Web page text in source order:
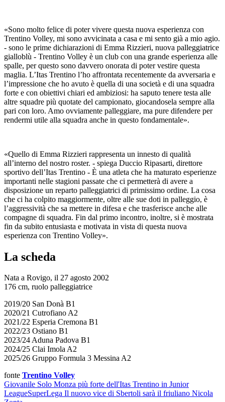
«Sono molto felice di poter vivere questa nuova esperienza con
Trentino Volley, mi sono avvicinata a casa e mi sento già a mio agio.
- sono le prime dichiarazioni di Emma Rizzieri, nuova palleggiatrice
gialloblù - Trentino Volley è un club con una grande esperienza alle
spalle, per questo sono davvero onorata di poter vestire questa
maglia. L’Itas Trentino l’ho affrontata recentemente da avversaria e
l’impressione che ho avuto è quella di una società e di una squadra
forte e con obiettivi chiari ed ambiziosi: ha saputo tenere testa alle
altre squadre più quotate del campionato, giocandosela sempre alla
pari con loro. Amo ovviamente palleggiare, ma pure difendere per
rendermi utile alla squadra anche in questo fondamentale».
«Quello di Emma Rizzieri rappresenta un innesto di qualità
all’interno del nostro roster. - spiega Duccio Ripasarti, direttore
sportivo dell’Itas Trentino - È una atleta che ha maturato esperienze
importanti nelle stagioni passate che ci permetterà di avere a
disposizione un reparto palleggiatrici di primissimo ordine. La cosa
che ci ha colpito maggiormente, oltre alle sue doti in palleggio, è
l’aggressività che sa mettere in difesa e che trasferisce anche alle
compagne di squadra. Fin dal primo incontro, inoltre, si è mostrata
fin da subito entusiasta e motivata in vista di questa nuova
esperienza con Trentino Volley».
La scheda
Nata a Rovigo, il 27 agosto 2002
176 cm, ruolo palleggiatrice
2019/20 San Donà B1
2020/21 Cutrofiano A2
2021/22 Esperia Cremona B1
2022/23 Ostiano B1
2023/24 Aduna Padova B1
2024/25 Clai Imola A2
2025/26 Gruppo Formula 3 Messina A2
fonte Trentino Volley
Giovanile Solo Monza più forte dell'Itas Trentino in Junior
LeagueSuperLega Il nuovo vice di Sbertoli sarà il friuliano Nicola